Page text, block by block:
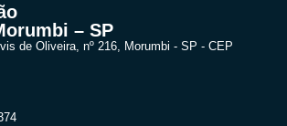
– SP
de Oliveira, nº 216, Morumbi - SP - CEP